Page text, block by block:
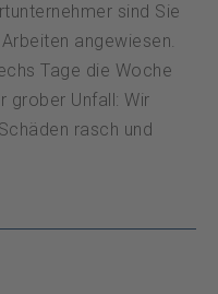
sind Sie
angewiesen.
Tage die Woche
grober Unfall: Wir
rasch und